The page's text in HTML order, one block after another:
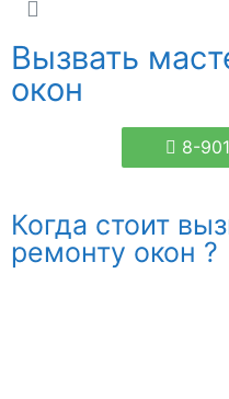
Вызвать
окон
8-
Когда стоит
ремонту окон ?